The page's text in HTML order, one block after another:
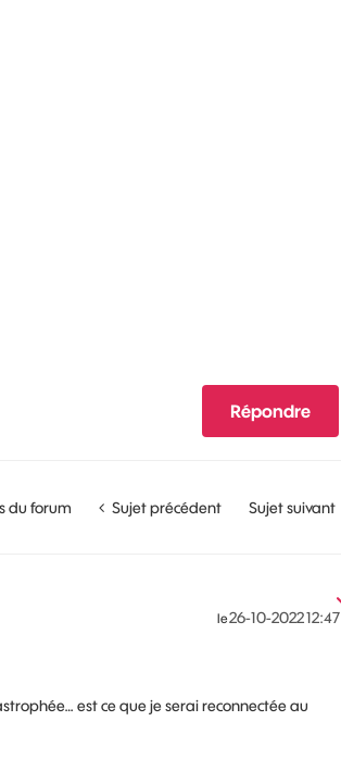
Répondre
du forum Sujet précédent Sujet suivant
le‎26-10-202212:47
est ce que je serai reconnectée au